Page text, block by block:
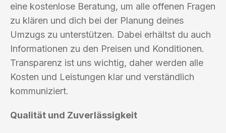
eine kostenlose Beratung, um alle offenen Fragen
zu klären und dich bei der Planung deines
Umzugs zu unterstützen. Dabei erhältst du auch
Informationen zu den Preisen und Konditionen.
Transparenz ist uns wichtig, daher werden alle
Kosten und Leistungen klar und verständlich
kommuniziert.
Qualität und Zuverlässigkeit